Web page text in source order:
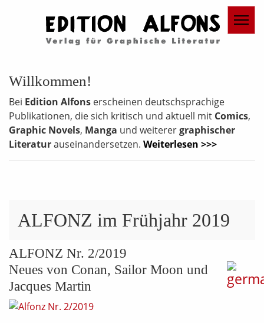
Willkommen!
Bei Edition Alfons erscheinen deutschsprachige
Publikationen, die sich kritisch und aktuell mit Comics,
Graphic Novels, Manga und weiterergraphischer
Literaturauseinandersetzen. Weiterlesen >>>
ALFONZ im Frühjahr 2019
ALFONZ Nr. 2/2019
Neues von Conan, Sailor Moon und
Jacques Martin